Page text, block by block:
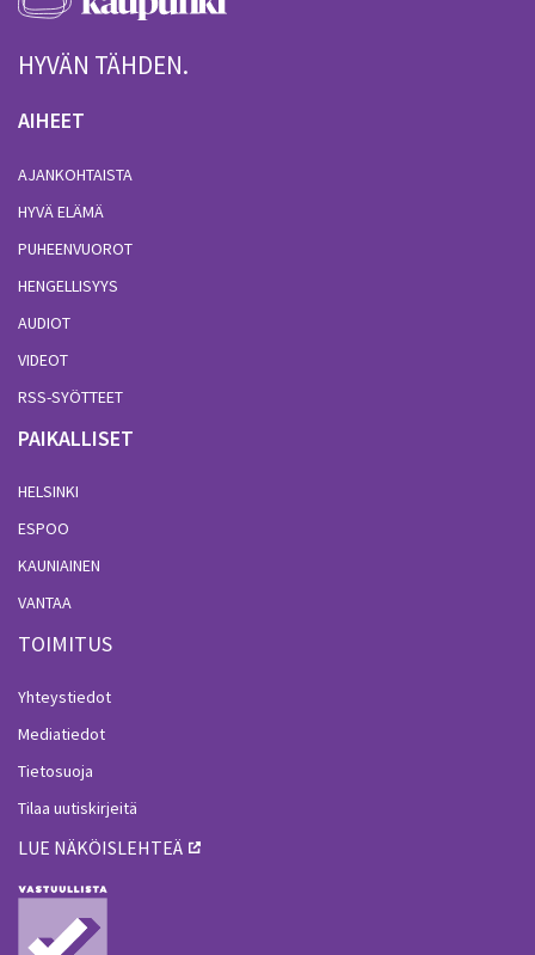
HYVÄN TÄHDEN.
AIHEET
AJANKOHTAISTA
HYVÄ ELÄMÄ
PUHEENVUOROT
HENGELLISYYS
AUDIOT
VIDEOT
RSS-SYÖTTEET
PAIKALLISET
HELSINKI
ESPOO
KAUNIAINEN
VANTAA
TOIMITUS
Yhteystiedot
Mediatiedot
Tietosuoja
Tilaa uutiskirjeitä
LUE NÄKÖISLEHTEÄ